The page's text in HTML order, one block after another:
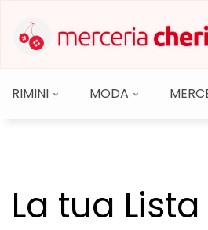
RIMINI MODA
La tua